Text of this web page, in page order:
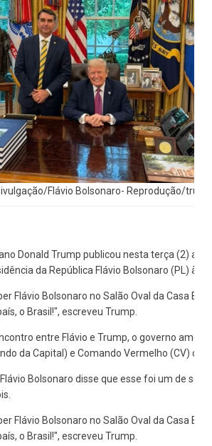
Flávio Bolsonaro- Reprodução/
Donald Trump publicou nesta terça (2) a
da República Flávio Bolsonaro (PL) à
Flávio Bolsonaro no Salão Oval da Casa
o Brasil!", escreveu Trump.
entre Flávio e Trump, o governo
da Capital) e Comando Vermelho (CV)
Bolsonaro disse que esse foi um de
Flávio Bolsonaro no Salão Oval da Casa
o Brasil!", escreveu Trump.